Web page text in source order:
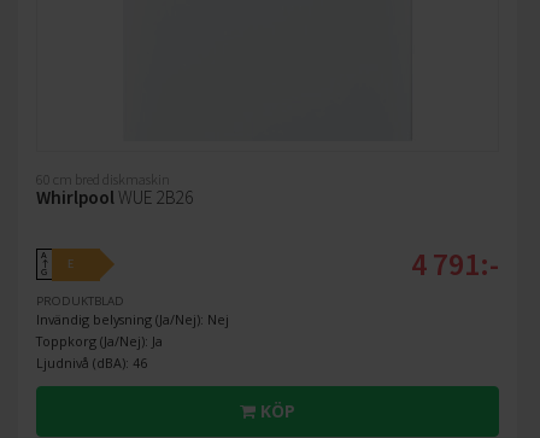
60 cm bred diskmaskin
WhirlpoolWUE 2B26
A
↑
G
E
PRODUKTBLAD
Invändig belysning (Ja/Nej): Nej
Toppkorg (Ja/Nej): Ja
Ljudnivå (dBA): 46
4 791:-
KÖP